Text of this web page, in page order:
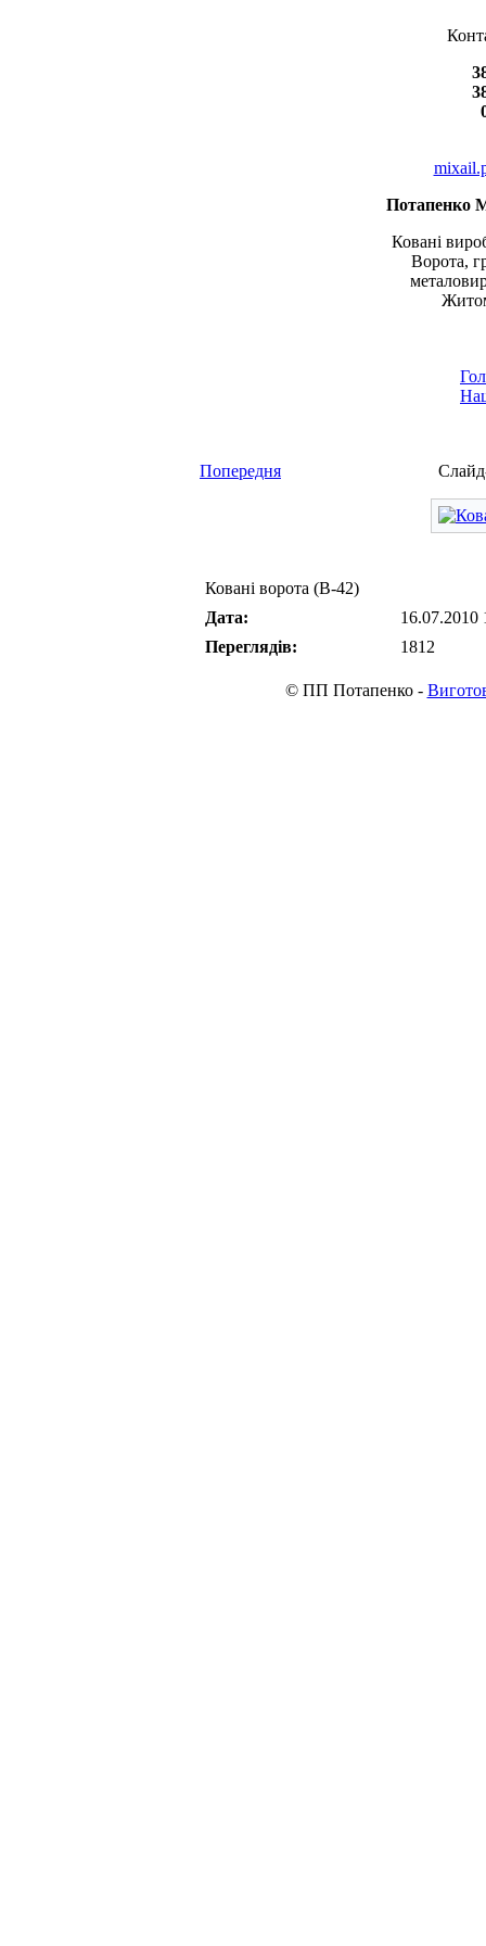
Потапенко
Ковані
Ворота,
Попередня
Ковані ворота (В-42)
Дата:
16.07.2010
Переглядів:
1812
© ПП Потапенко -